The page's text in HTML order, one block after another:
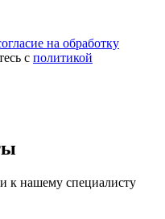
на обработку
c политикой
к нашему специалисту